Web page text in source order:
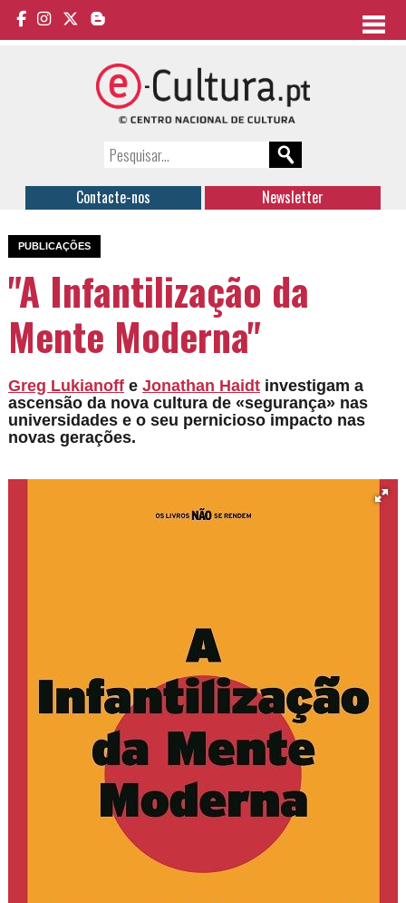
Contacte-nos Newsletter
PUBLICAÇÕES
"A Infantilização da
Mente Moderna"
Greg Lukianoff eJonathan Haidt investigam a
ascensão da nova cultura de «segurança» nas
universidades e o seu pernicioso impacto nas
novas gerações.